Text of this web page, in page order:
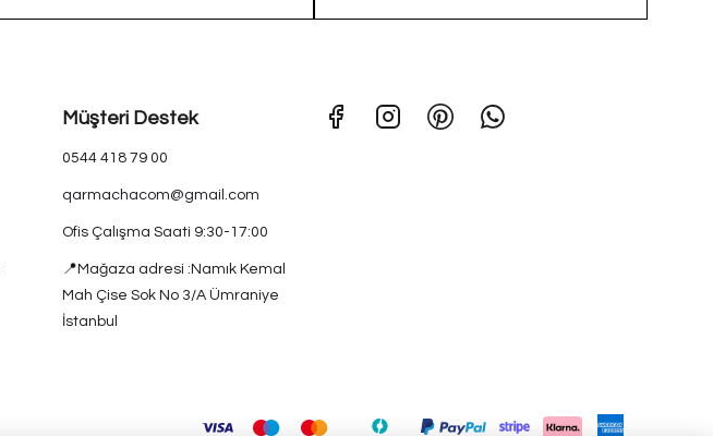
Müşteri Destek
0544 418 79 00
qarmachacom@gmail.com
Ofis Çalışma Saati 9:30-17:00
📍Mağaza adresi :Namık Kemal
Mah Çise Sok No 3/A Ümraniye
İstanbul